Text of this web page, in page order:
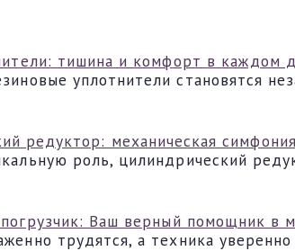
тишина и комфорт в каждом
уплотнители становятся
редуктор: механическая симфония
роль, цилиндрический
Ваш верный помощник в
трудятся, а техника уверенно